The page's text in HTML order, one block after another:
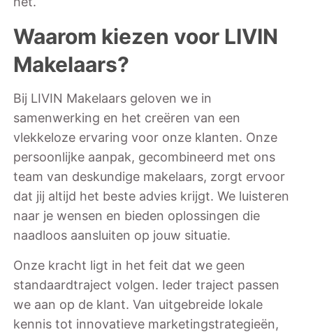
Waarom kiezen voor LIVIN
Makelaars?
Bij LIVIN Makelaars geloven we in
samenwerking en het creëren van een
vlekkeloze ervaring voor onze klanten. Onze
persoonlijke aanpak, gecombineerd met ons
team van deskundige makelaars, zorgt ervoor
dat jij altijd het beste advies krijgt. We luisteren
naar je wensen en bieden oplossingen die
naadloos aansluiten op jouw situatie.
Onze kracht ligt in het feit dat we geen
standaardtraject volgen. Ieder traject passen
we aan op de klant. Van uitgebreide lokale
kennis tot innovatieve marketingstrategieën,